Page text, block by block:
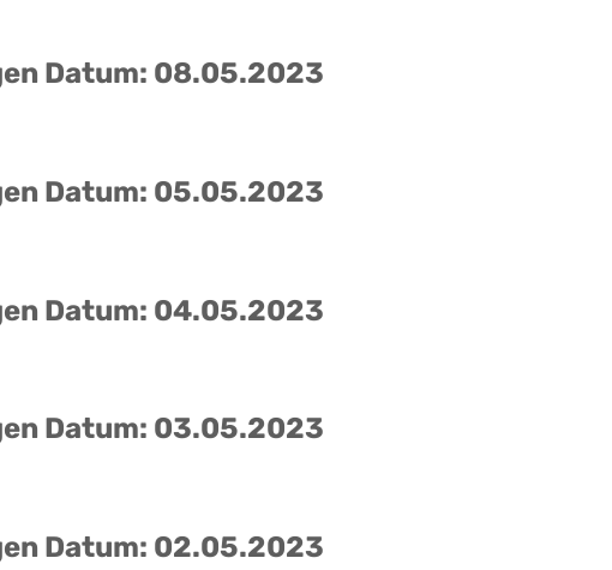
Datum: 08.05.2023
Datum: 05.05.2023
Datum: 04.05.2023
Datum: 03.05.2023
Datum: 02.05.2023